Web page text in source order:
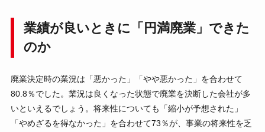
業績が良いときに「円満廃業」できた
のか
廃業決定時の業況は「悪かった」「やや悪かった」を合わせて
80.8％でした。業況は良くなった状態で廃業を決断した会社が多
いといえるでしょう。将来性についても「縮小が予想された」
「やめざるを得なかった」を合わせて73％が、事業の将来性を乏